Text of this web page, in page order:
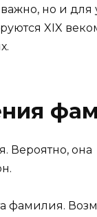
но и для
XIX
Вероятно, она
фамилия.